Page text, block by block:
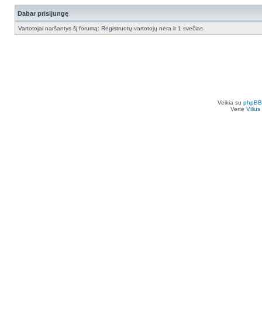
Dabar prisijungę
Vartotojai naršantys šį forumą: Registruotų vartotojų nėra ir 1 svečias
Veikia su phpBB
Vertė Vilius